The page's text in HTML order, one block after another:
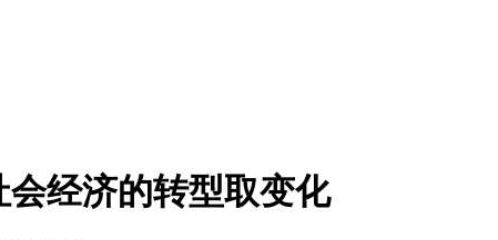
经济的转型取变化